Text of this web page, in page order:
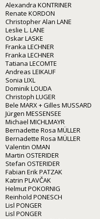
Alexandra KONTRINER
Renate KORDON
Christopher Alan LANE
Leslie L. LANE
Oskar LASKE
Franka LECHNER
Franka LECHNER
Tatiana LECOMTE
Andreas LEIKAUF
Sonia LIXL
Dominik LOUDA
Christoph LUGER
Bele MARX + Gilles MUSSARD
Jürgen MESSENSEE
Michael MICHLMAYR
Bernadette Rosa MÜLLER
Bernadette Rosa MÜLLER
Valentin OMAN
Martin OSTERIDER
Stefan OSTERIDER
Fabian Erik PATZAK
Katrin PLAVČAK
Helmut POKORNIG
Reinhold PONESCH
Lisl PONGER
Lisl PONGER